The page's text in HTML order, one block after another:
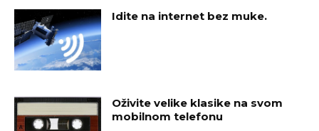
Idite na internet bez muke.
Oživite velike klasike na svom
mobilnom telefonu